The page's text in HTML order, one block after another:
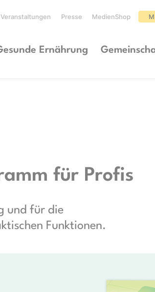
Veranstaltungen Presse MedienShop
Ernährung
für Profis
und für die
Funktionen.